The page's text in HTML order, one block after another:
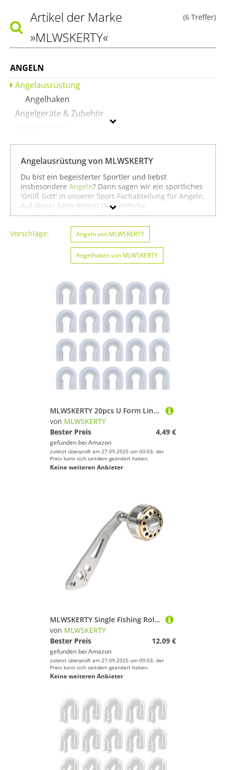
(6 Treffer)
Artikel der Marke
»MLWSKERTY«
ANGELN
Angelausrüstung
Angelhaken
Angelgeräte & Zubehör
Fliegenfischen
Köder
MLWSKERTY
Angelausrüstung von MLWSKERTY
Du bist ein begeisterter Sportler und liebst
insbesondere Angeln? Dann sagen wir ein sportliches
'Grüß Gott' in unserer Sport-Fachabteilung für Angeln.
Auf dieser Seite findest Du sämtliche
Angelausrüstung von MLWSKERTY aus unserem
Sortiment. Du kannst auch gezieltAngeln von
MLWSKERTY
oderBadminton von MLWSKERTY
suchen. Oder Du schaust etwas breiter und siehst
Dich auf unserer Seite mit sämtlichen Sportartikeln
MLWSKERTYoder unter allen Produkten für den
wünschen wir Dir weiter viel Spaß und Erfolg beim
Vorschläge: Angeln von MLWSKERTY
Angelhaken von MLWSKERTY
MLWSKERTY 20pcs U Form Line Protections Connector Fishing Fanel Ausrüstung Kunststoffanschlüsse Tackle Fingerhut Schnappringe
von MLWSKERTY
Bester Preis
4,49 €
gefunden bei Amazon
zuletzt überprüft am 27.09.2025 um 00:03; der
Preis kann sich seitdem geändert haben.
Keine weiteren Anbieter
MLWSKERTY Single Fishing Rollengriff Metall Rocker Ersatztätigkeit Tackle Tools Für Niedrige Profil Spinnrollen Stecker Arm Grip Grip Ausrüstung
von MLWSKERTY
Bester Preis
12,09 €
gefunden bei Amazon
zuletzt überprüft am 27.09.2025 um 00:03; der
Preis kann sich seitdem geändert haben.
Keine weiteren Anbieter